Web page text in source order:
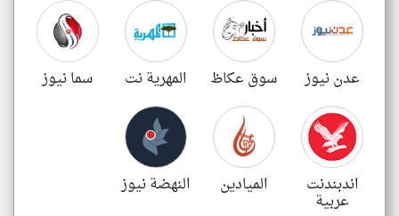
عدن نيوز سوق عكاظ المهرية نت سما نيوز
اندبندنت
عربية
الميادين النهضة نيوز